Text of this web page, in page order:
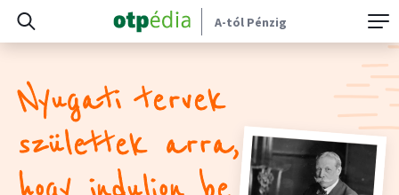
A-tól Pénzig
Nyugati tervek
születtek arra,